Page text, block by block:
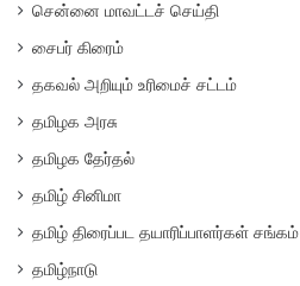
சென்னை மாவட்டச் செய்தி
சைபர் கிரைம்
தகவல் அறியும் உரிமைச் சட்டம்
தமிழக அரசு
தமிழக தேர்தல்
தமிழ் சினிமா
தமிழ் திரைப்பட தயாரிப்பாளர்கள் சங்கம்
தமிழ்நாடு